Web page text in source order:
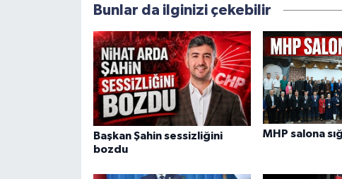
Bunlar da ilginizi çekebilir
Başkan Şahin sessizliğini
bozdu
MHP salona